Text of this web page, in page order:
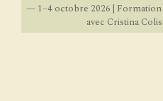
— 1–4 octobre 2026 |
avec Cristina Colis